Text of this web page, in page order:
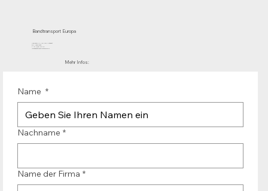
Bandtransport Europa
Mehr Infos:
Name *
Nachname *
Name der Firma *